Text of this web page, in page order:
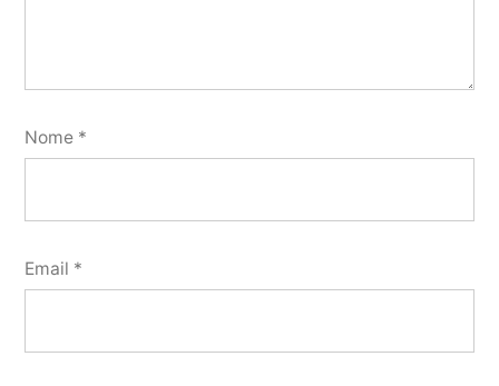
Nome *
Email *